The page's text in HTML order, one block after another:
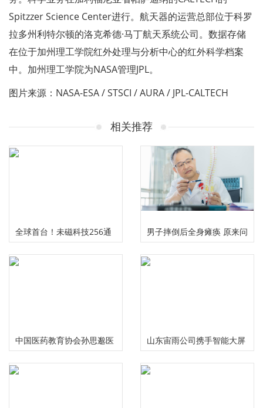
Spitzzer Science Center进行。航天器的运营总部位于科罗
拉多州利特尔顿的洛克希德·马丁航天系统公司。数据存储
在位于加州理工学院红外处理与分析中心的红外科学档案
中。加州理工学院为NASA管理JPL。
图片来源：NASA-ESA / STSCI / AURA / JPL-CALTECH
相关推荐
全球首台！未磁科技256通
道无液氦脑磁图仪及芯片化
男子摔倒后全身瘫痪 原来问
题出在颈椎上
中国医药教育协会孙思邈医
德传承工作委员会大型义诊
山东宙雨公司携手智能大屏
IPTV在2024年春晚给大家拜